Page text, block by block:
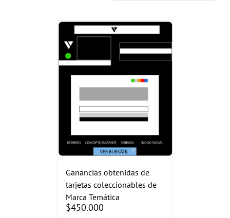
Ganancias obtenidas de
tarjetas coleccionables de
Marca Temática
$450.000